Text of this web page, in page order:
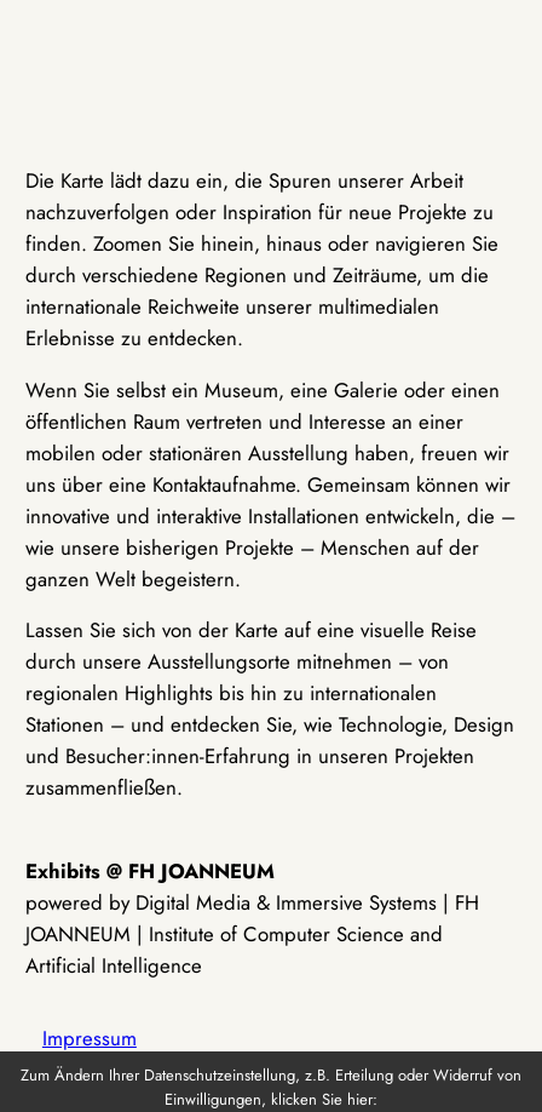
Die Karte lädt dazu ein, die Spuren unserer Arbeit
nachzuverfolgen oder Inspiration für neue Projekte zu
finden. Zoomen Sie hinein, hinaus oder navigieren Sie
durch verschiedene Regionen und Zeiträume, um die
internationale Reichweite unserer multimedialen
Erlebnisse zu entdecken.
Wenn Sie selbst ein Museum, eine Galerie oder einen
öffentlichen Raum vertreten und Interesse an einer
mobilen oder stationären Ausstellung haben, freuen wir
uns über eine Kontaktaufnahme. Gemeinsam können wir
innovative und interaktive Installationen entwickeln, die –
wie unsere bisherigen Projekte – Menschen auf der
ganzen Welt begeistern.
Lassen Sie sich von der Karte auf eine visuelle Reise
durch unsere Ausstellungsorte mitnehmen – von
regionalen Highlights bis hin zu internationalen
Stationen – und entdecken Sie, wie Technologie, Design
und Besucher:innen-Erfahrung in unseren Projekten
zusammenfließen.
Exhibits @ FH JOANNEUM
powered by Digital Media & Immersive Systems | FH
JOANNEUM | Institute of Computer Science and
Artificial Intelligence
Impressum
Zum Ändern Ihrer Datenschutzeinstellung, z.B. Erteilung oder Widerruf von
Einwilligungen, klicken Sie hier: